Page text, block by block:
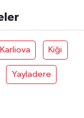
Karliova Kiği
Yayladere